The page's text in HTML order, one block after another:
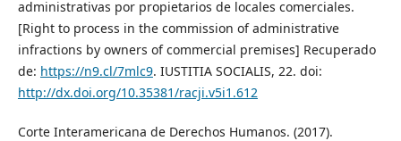
administrativas por propietarios de locales comerciales.
[Right to process in the commission of administrative
infractions by owners of commercial premises] Recuperado
de: https://n9.cl/7mlc9. IUSTITIA SOCIALIS, 22. doi:
http://dx.doi.org/10.35381/racji.v5i1.612
Corte Interamericana de Derechos Humanos. (2017).